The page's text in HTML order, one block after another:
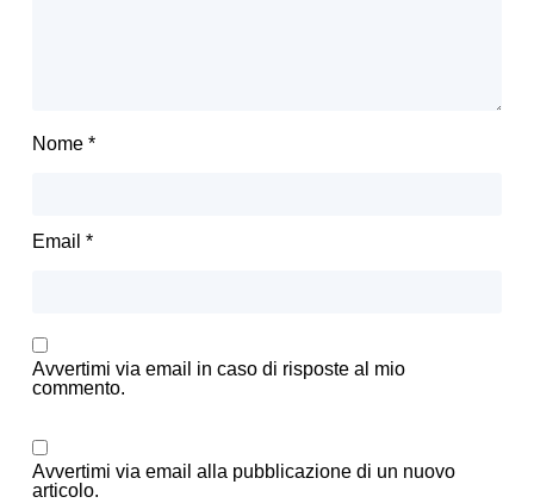
Nome *
Email *
Avvertimi via email in caso di risposte al mio
commento.
Avvertimi via email alla pubblicazione di un nuovo
articolo.